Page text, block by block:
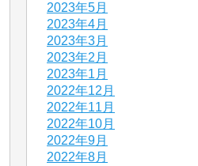
2023年5月
2023年4月
2023年3月
2023年2月
2023年1月
2022年12月
2022年11月
2022年10月
2022年9月
2022年8月